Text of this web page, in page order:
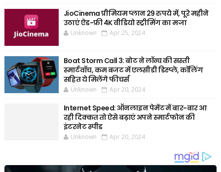
JioCinema प्रीमियम प्लान 29 रुपये में, पूरे महीने
उठाएं ऐड-फ्री 4K वीडियो स्ट्रीमिंग का मजा
Unknown Apr 25, 2024
Boat Storm Call 3: बोट ने लॉन्च की सस्ती
स्मार्टवॉच, कम बजट में एलसीडी डिस्प्ले, कॉलिंग
सहित ये मिलेंगे फीचर्स
Unknown Apr 20, 2024
Internet Speed: ऑनलाइन पेमेंट में बार-बार आ
रही दिक्कत तो ऐसे बढ़ाएं अपने स्मार्टफोन की
इंटरनेट स्पीड
Unknown Apr 20, 2024